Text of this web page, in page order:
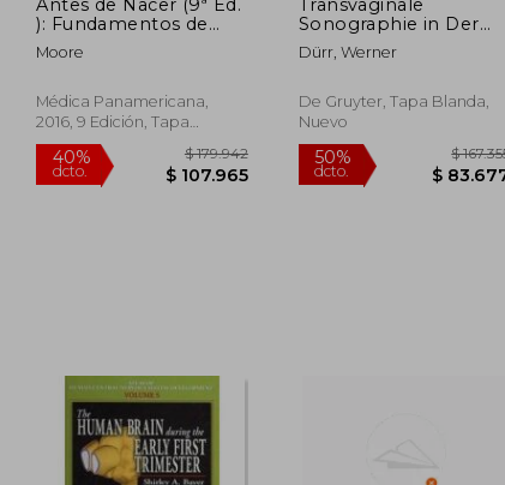
): Fundamentos de
Embriologia y
Defectos Congenitos
Moore
Médica Panamericana,
2016, 9 Edición, Tapa
Blanda, Nuevo
Sonographie in Der
Gynäkologie (en
Alemán)
Dürr, Werner
De Gruyter, Tapa Blanda,
Nuevo